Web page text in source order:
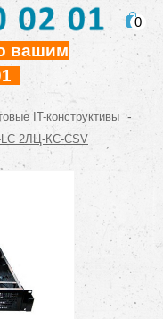
0
вашим
IT-конструктивы -
LC 2ЛЦ-КС-CSV